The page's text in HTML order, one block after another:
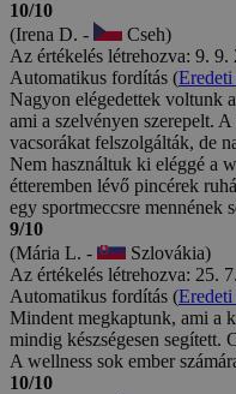
10/10
(Irena D. -
Cseh)
Az értékelés létrehozva: 9. 9.
Automatikus fordítás (Eredeti
Nagyon elégedettek voltunk
ami a szelvényen szerepelt.
vacsorákat felszolgálták, de
Nem használtuk ki eléggé a
étteremben lévő pincérek
egy sportmeccsre mennének
9/10
(Mária L. -
Szlovákia)
Az értékelés létrehozva: 25.
Automatikus fordítás (Eredeti
Mindent megkaptunk, ami a
mindig készségesen
A wellness sok ember
10/10